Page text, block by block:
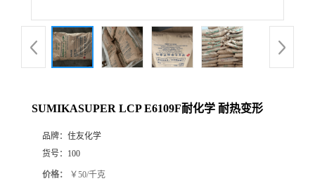
SUMIKASUPER LCP E6109F耐化学 耐热变形
品牌： 住友化学
货号： 100
价格： ￥50/千克